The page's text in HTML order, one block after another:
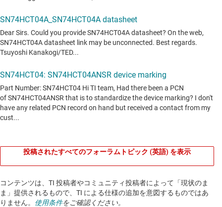
投稿されたすべてのフォーラムトピック (英語) を表示
コンテンツは、TI 投稿者やコミュニティ投稿者によって「現状のま
ま」提供されるもので、TI による仕様の追加を意図するものではあ
りません。 使用条件をご確認ください。